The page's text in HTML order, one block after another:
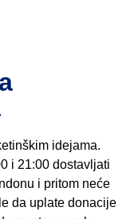
idejama.
i 21:00 dostavljati
i pritom neće
da uplate donacije